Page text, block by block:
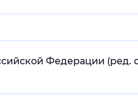
Федерации (ред.